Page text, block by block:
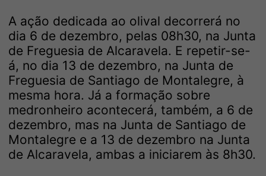
A ação dedicada ao olival decorrerá no
dia 6 de dezembro, pelas 08h30, na Junta
de Freguesia de Alcaravela. E repetir-se-
á, no dia 13 de dezembro, na Junta de
Freguesia de Santiago de Montalegre, à
mesma hora. Já a formação sobre
medronheiro acontecerá, também, a 6 de
dezembro, mas na Junta de Santiago de
Montalegre e a 13 de dezembro na Junta
de Alcaravela, ambas a iniciarem às 8h30.